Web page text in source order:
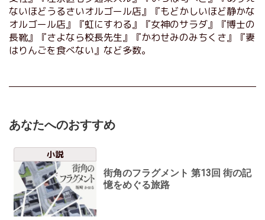
ないほどうるさいオルゴール店』『もどかしいほど静かな
オルゴール店』『虹にすわる』『女神のサラダ』『博士の
長靴』『さよなら校長先生』『かわせみのみちくさ』『妻
はりんごを食べない』など多数。
あなたへのおすすめ
小説
街角のフラグメント 第13回 街の記
憶をめぐる旅路